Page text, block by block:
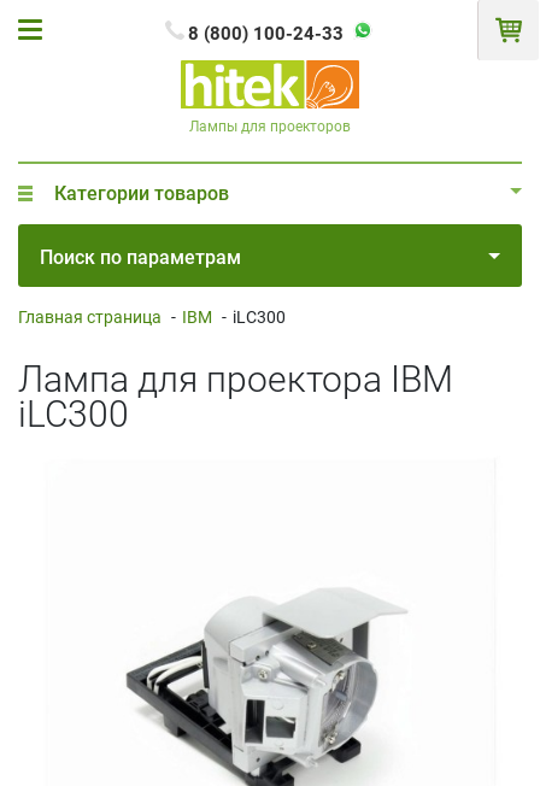
8 (800) 100-24-33
Лампы для проекторов
Категории товаров
Поиск по параметрам
Главная страница - IBM - iLC300
Лампа для проектора IBM
iLC300